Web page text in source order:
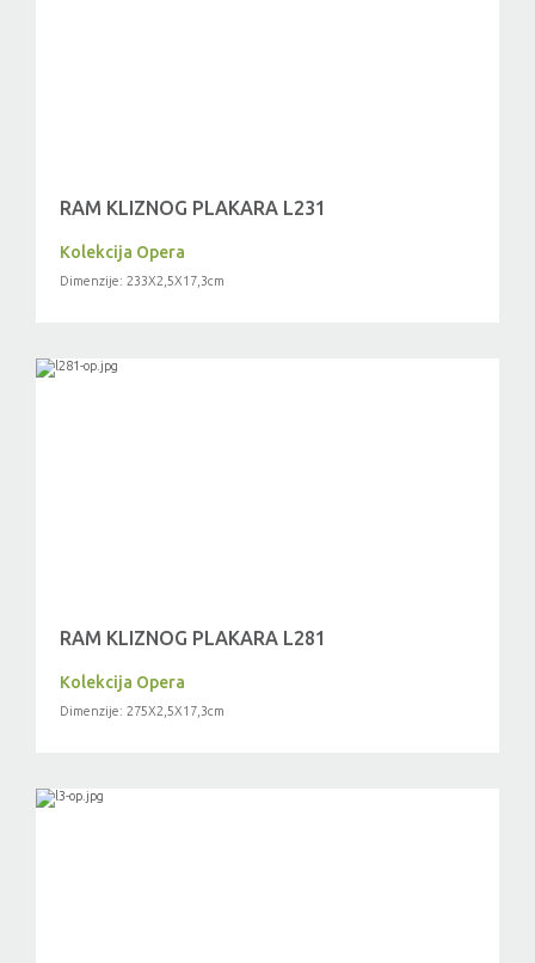
RAM KLIZNOG PLAKARA L231
Kolekcija Opera
Dimenzije: 233X2,5X17,3cm
RAM KLIZNOG PLAKARA L281
Kolekcija Opera
Dimenzije: 275X2,5X17,3cm